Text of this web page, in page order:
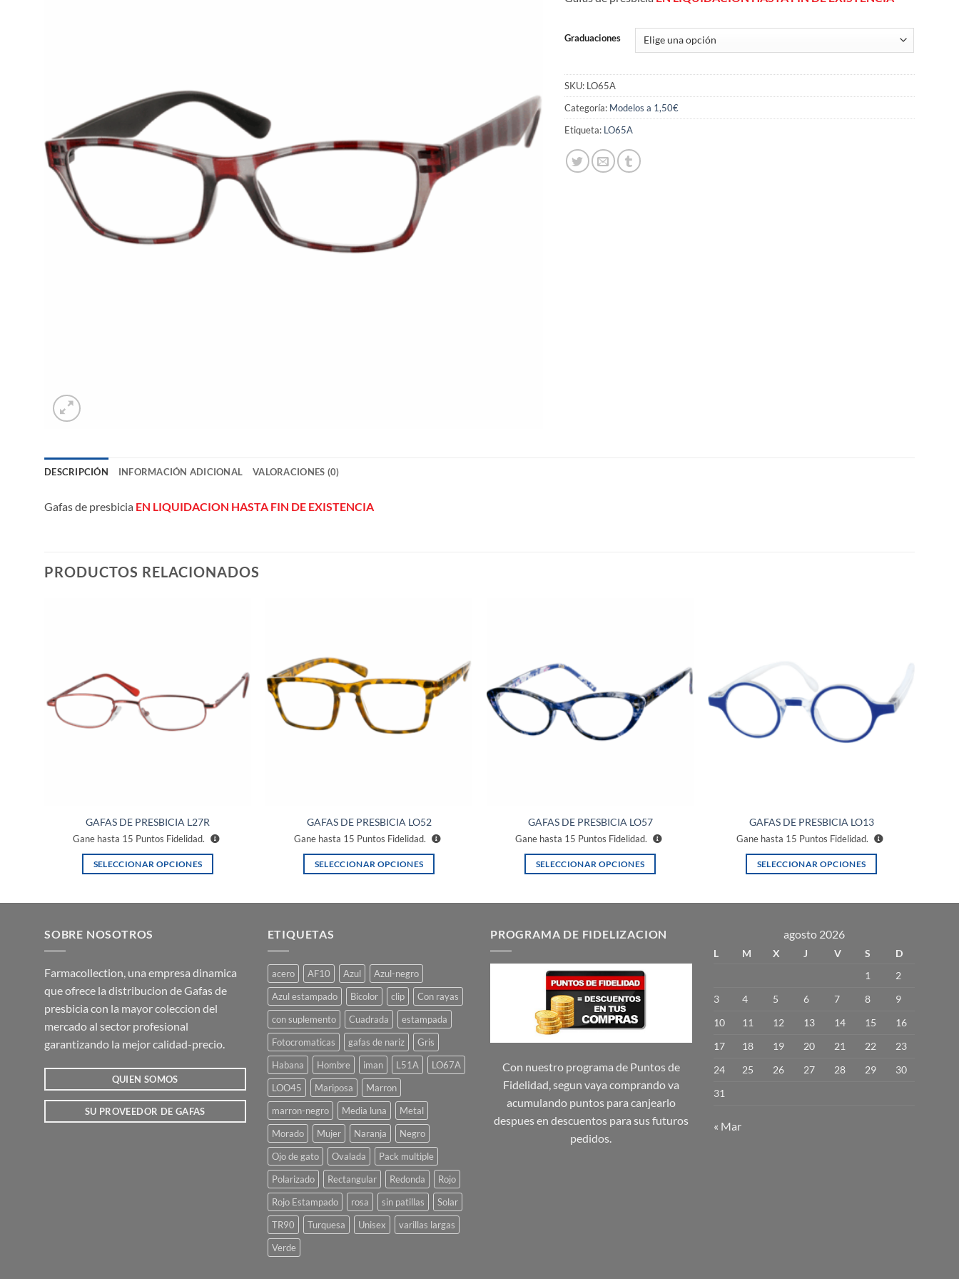
Graduaciones
SKU: LO65A
Categoría: Modelos a 1,50€
Etiqueta: LO65A
DESCRIPCIÓN INFORMACIÓN ADICIONAL VALORACIONES (0)
Gafas de presbicia EN LIQUIDACION HASTA FIN DE EXISTENCIA
PRODUCTOS RELACIONADOS
GAFAS DE PRESBICIA L27R
Gane hasta 15 Puntos Fidelidad.
SELECCIONAR OPCIONES
múltiples
opciones
se
pueden
elegir
en
página
producto
deseos
GAFAS DE PRESBICIA LO52
Gane hasta 15 Puntos Fidelidad.
SELECCIONAR OPCIONES
Las
opciones
se
pueden
elegir
en
la
página
de
producto
GAFAS DE PRESBICIA LO57
Gane hasta 15 Puntos Fidelidad.
SELECCIONAR OPCIONES
múltiples
Las
opciones
se
pueden
elegir
en
de
producto
GAFAS DE PRESBICIA LO13
Gane hasta 15 Puntos Fidelidad.
SELECCIONAR OPCIONES
múltiples
variantes.
elegir
en
SOBRE NOSOTROS
Farmacollection, una empresa dinamica
que ofrece la distribucion de Gafas de
presbicia con la mayor coleccion del
mercado al sector profesional
garantizando la mejor calidad-precio.
QUIEN SOMOS
SU PROVEEDOR DE GAFAS
ETIQUETAS
acero AF10 Azul
Azul-negro
Azul estampado
Bicolor clip
Con rayas
con suplemento
Cuadrada
estampada
Fotocromaticas
gafas de nariz
Gris
Habana
Hombre iman L51A
LO67A
LOO45
Mariposa
Marron
marron-negro
Media luna
Metal
Morado
Mujer Naranja
Negro
Ojo de gato
Ovalada
Pack multiple
Polarizado
Rectangular Redonda
Rojo
Rojo Estampado
rosa sin patillas
Solar
TR90
Turquesa Unisex
varillas largas
Verde
PROGRAMA DE FIDELIZACION
Con nuestro programa de Puntos de
Fidelidad, segun vaya comprando va
acumulando puntos para canjearlo
despues en descuentos para sus futuros
pedidos.
agosto 2026
L M X J V S
D
1
2
3
4 5 6 7 8
9
10
11 12 13 14 15
16
17
18 19 20 21 22
23
24
25 26 27 28 29
30
31
« Mar